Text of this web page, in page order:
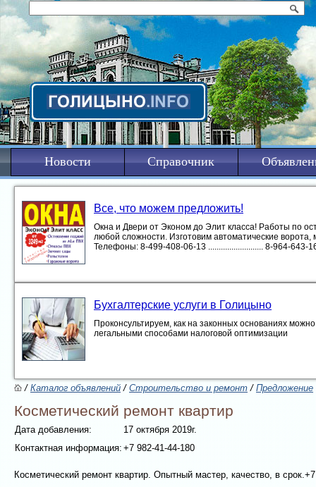
Новости Справочник
Все, что можем предложить!
Окна и Двери от Эконом до Элит класса! Работы по
любой сложности. Изготовим автоматические ворота,
Телефоны: 8-499-408-06-13 .......................... 8-964-643-
Бухгалтерские услуги в Голицыно
Проконсультируем, как на законных основаниях
легальными способами налоговой оптимизации
/Каталог объявлений/Строительство и ремонт/Предложение
Косметический ремонт квартир
Дата добавления:
17 октября 2019г.
Контактная информация:+7 982-41-44-180
Косметический ремонт квартир. Опытный мастер, качество, в